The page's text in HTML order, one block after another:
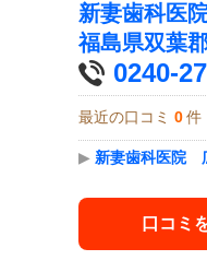
新妻歯科医
福島県双葉
0240-
最近の口コミ 0 件
▶ 新妻歯科医院
口コミ